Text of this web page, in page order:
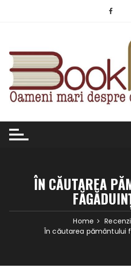
ÎN CĂUTAREA
Home
În căutarea pământului